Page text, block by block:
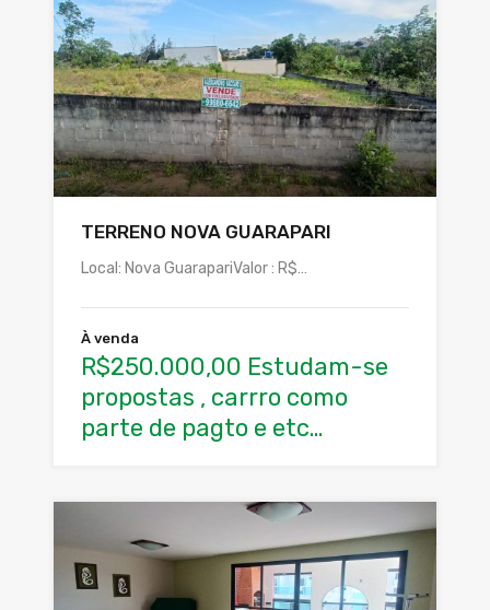
TERRENO NOVA GUARAPARI
Local: Nova GuarapariValor : R$…
À venda
R$250.000,00 Estudam-se
propostas , carrro como
parte de pagto e etc…